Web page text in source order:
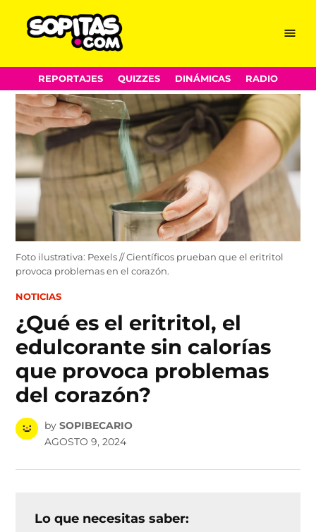
Skip
to
content
Menu
REPORTAJES QUIZZES DINÁMICAS RADIO
Foto ilustrativa: Pexels // Científicos prueban que el eritritol
provoca problemas en el corazón.
POSTED
NOTICIAS
¿Qué es el eritritol, el
edulcorante sin calorías
que provoca problemas
del corazón?
by SOPIBECARIO
AGOSTO 9, 2024
Lo que necesitas saber: